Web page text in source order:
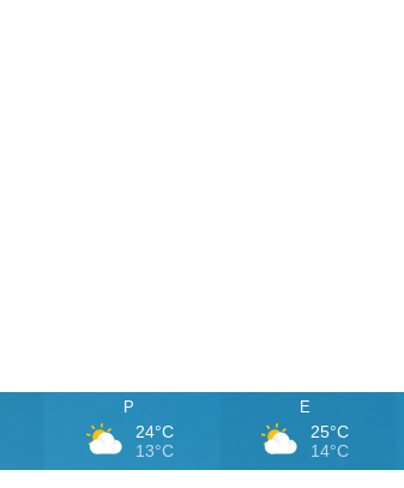
P
24°C
13°C
E
25°C
14°C